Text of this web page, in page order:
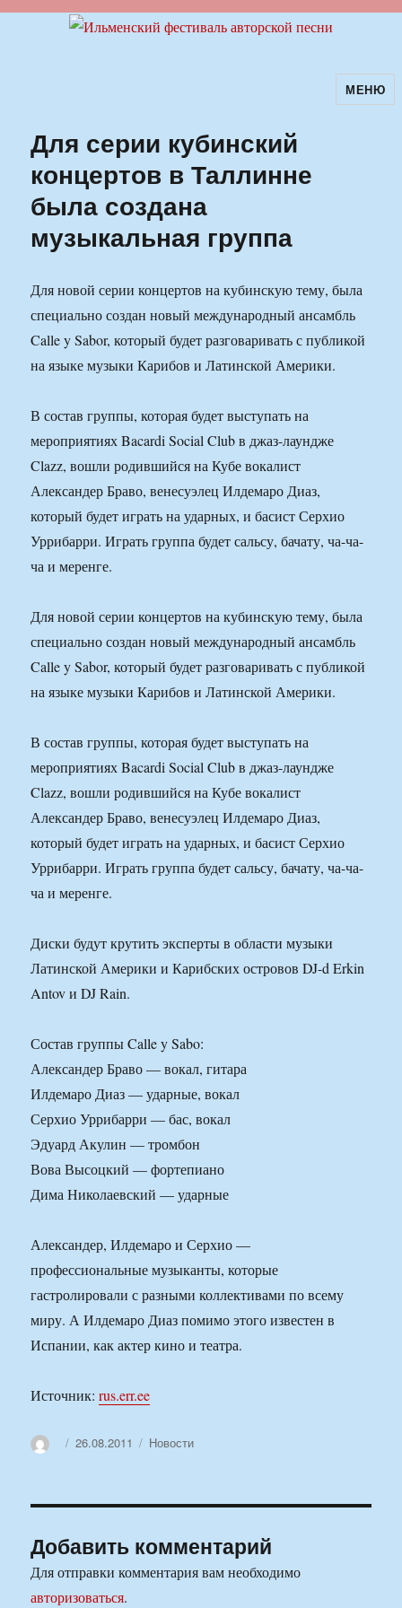
Ильменский фестиваль авторскойМЕНЮ
Для серии кубинский
концертов в Таллинне
была создана
музыкальная группа
Для новой серии концертов на кубинскую тему, была
специально создан новый международный ансамбль
Calle y Sabor, который будет разговаривать с публикой
на языке музыки Карибов и Латинской Америки.
В состав группы, которая будет выступать на
мероприятиях Bacardi Social Club в джаз-лаундже
Clazz, вошли родившийся на Кубе вокалист
Александер Браво, венесуэлец Илдемаро Диаз,
который будет играть на ударных, и басист Серхио
Уррибарри. Играть группа будет сальсу, бачату, ча-ча-
ча и меренге.
Для новой серии концертов на кубинскую тему, была
специально создан новый международный ансамбль
Calle y Sabor, который будет разговаривать с публикой
на языке музыки Карибов и Латинской Америки.
В состав группы, которая будет выступать на
мероприятиях Bacardi Social Club в джаз-лаундже
Clazz, вошли родившийся на Кубе вокалист
Александер Браво, венесуэлец Илдемаро Диаз,
который будет играть на ударных, и басист Серхио
Уррибарри. Играть группа будет сальсу, бачату, ча-ча-
ча и меренге.
Диски будут крутить эксперты в области музыки
Латинской Америки и Карибских островов DJ-d Erkin
Antov и DJ Rain.
Состав группы Calle y Sabo:
Александер Браво — вокал, гитара
Илдемаро Диаз — ударные, вокал
Серхио Уррибарри — бас, вокал
Эдуард Акулин — тромбон
Вова Высоцкий — фортепиано
Дима Николаевский — ударные
Александер, Илдемаро и Серхио —
профессиональные музыканты, которые
гастролировали с разными коллективами по всему
миру. А Илдемаро Диаз помимо этого известен в
Испании, как актер кино и театра.
Источник:rus.err.ee
АвторОпубликовано
26.08.2011 Рубрики
Новости
Добавить комментарий
Для отправки комментария вам необходимо
авторизоваться.